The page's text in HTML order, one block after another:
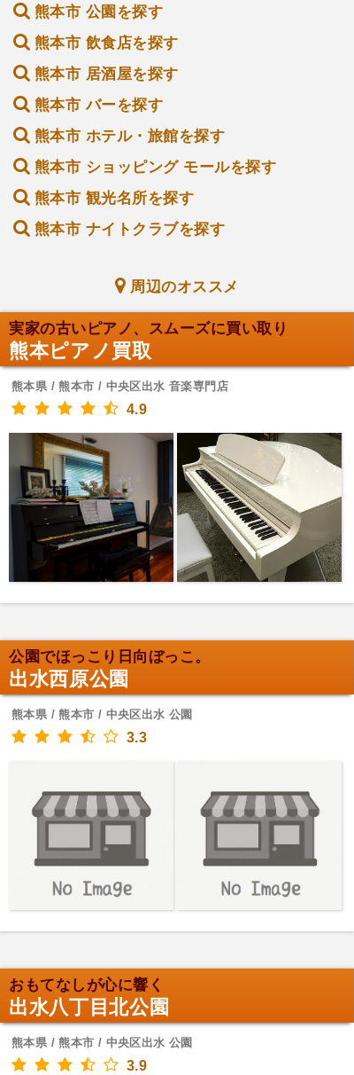
熊本市 公園を探す
熊本市 飲食店を探す
熊本市 居酒屋を探す
熊本市 バーを探す
熊本市 ホテル・旅館を探す
熊本市 ショッピング モールを探す
熊本市 観光名所を探す
熊本市 ナイトクラブを探す
周辺のオススメ
実家の古いピアノ、スムーズに買い取り
熊本ピアノ買取
熊本県 / 熊本市 / 中央区出水 音楽専門店
4.9
公園でほっこり日向ぼっこ。
出水西原公園
熊本県 / 熊本市 / 中央区出水 公園
3.3
おもてなしが心に響く
出水八丁目北公園
熊本県 / 熊本市 / 中央区出水 公園
3.9